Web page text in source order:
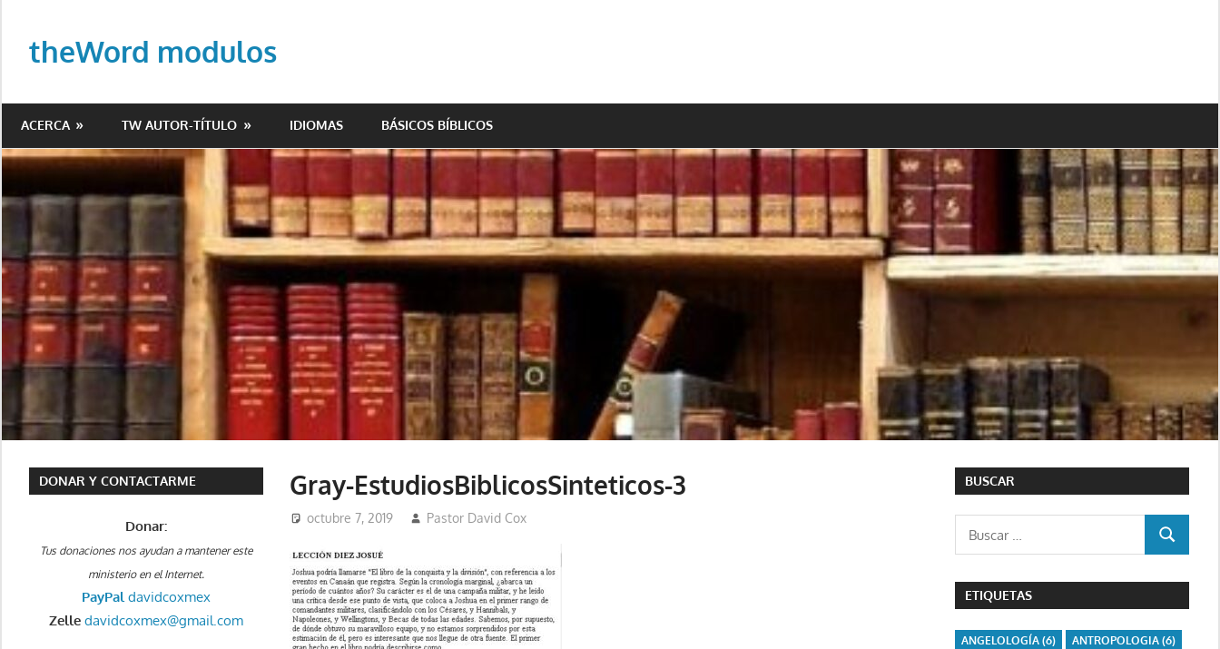
contenido
theWord modulos
modulos
para
ACERCA TW AUTOR-TÍTULO IDIOMAS BÁSICOS BÍBLICOS
Gray-EstudiosBiblicosSinteticos-3
octubre 7, 2019 Pastor David Cox
DONAR Y CONTACTARME
Donar:
Tus donaciones nos ayudan a mantener este
ministerio en el Internet.
PayPaldavidcoxmex
Zelle davidcoxmex@gmail.com
BUSCAR
BUSCAR
ETIQUETAS
ANGELOLOGÍA(6) ANTROPOLOGIA(6)